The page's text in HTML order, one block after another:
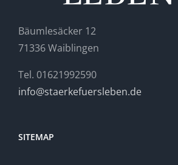
Bäumlesäcker 12
71336 Waiblingen
Tel. 01621992590
info@staerkefuersleben.de
SITEMAP